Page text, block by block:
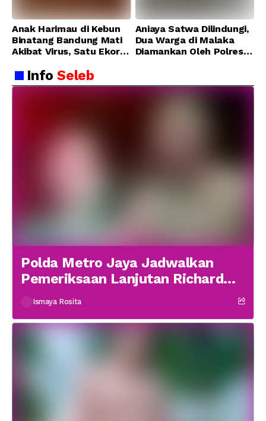
Anak Harimau di Kebun
Binatang Bandung Mati
Akibat Virus, Satu Ekor
Membaik
Aniaya Satwa Dilindungi,
Dua Warga di Malaka
Diamankan Oleh Polres
InfoSeleb
Polda Metro Jaya Jadwalkan
Pemeriksaan Lanjutan Richard
Lee 19 Januari
Ismaya Rosita